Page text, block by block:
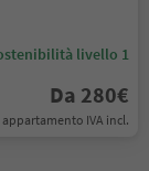
livello 1
Da 280€
appartamento IVA incl.